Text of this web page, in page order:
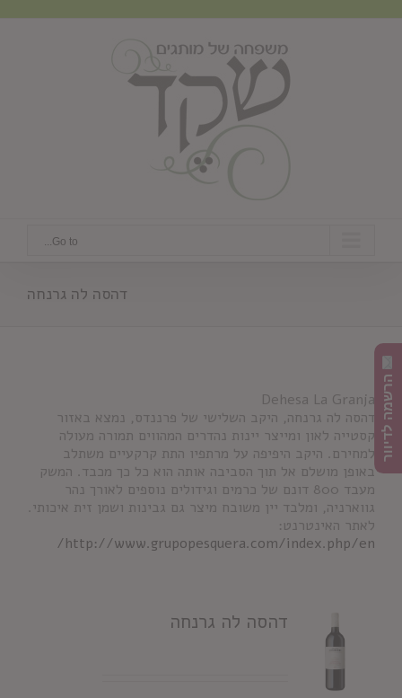
Go to...
דהסה לה גרנחה
Dehesa La Granja
דהסה לה גרנחה, היקב השלישי של פרננדס, נמצא באזור
קסטייה לאון ומייצר יינות נהדרים המהווים תמורה מעולה
למחירם. היקב היפיפה על מרתפיו התת קרקעיים משתלב
באופן מושלם אל תוך הסביבה אותה הוא כל כך מכבד. המשק
מעבד 800 דונם של כרמים וגידולים נוספים לאורך נהר
גווארניה, ומלבד יין משובח מיצר גם גבינות ושמן זית איכותי.
לאתר האינטרנט:
http://www.grupopesquera.com/index.php/en/
דהסה לה גרנחה
הרשמה לדיוור